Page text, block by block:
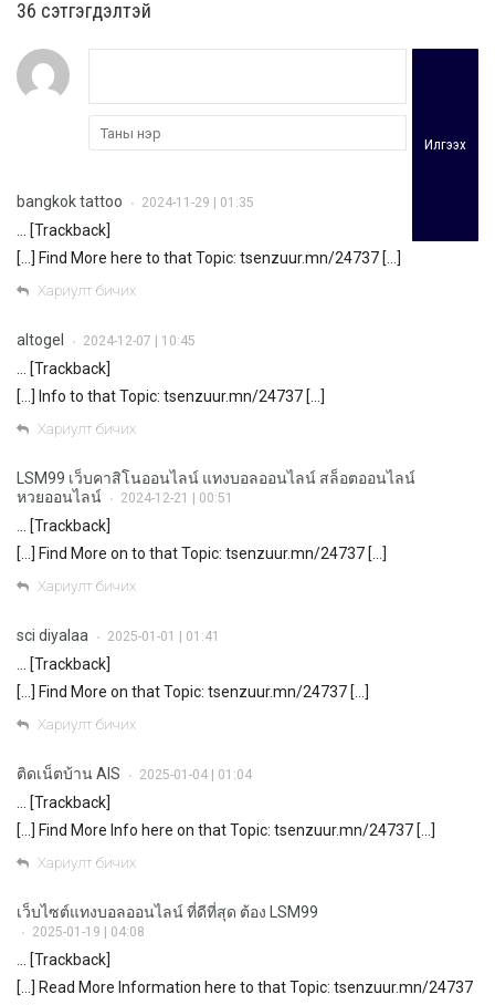
36 cэтгэгдэлтэй
Илгээх
bangkok tattoo • 2024-11-29 | 01:35
… [Trackback]
[…] Find More here to that Topic: tsenzuur.mn/24737 […]
Хариулт бичих
altogel • 2024-12-07 | 10:45
… [Trackback]
[…] Info to that Topic: tsenzuur.mn/24737 […]
Хариулт бичих
LSM99 เว็บคาสิโนออนไลน์ แทงบอลออนไลน์ สล็อตออนไลน์
หวยออนไลน์
• 2024-12-21 | 00:51
… [Trackback]
[…] Find More on to that Topic: tsenzuur.mn/24737 […]
Хариулт бичих
sci diyalaa • 2025-01-01 | 01:41
… [Trackback]
[…] Find More on that Topic: tsenzuur.mn/24737 […]
Хариулт бичих
ติดเน็ตบ้าน AIS • 2025-01-04 | 01:04
… [Trackback]
[…] Find More Info here on that Topic: tsenzuur.mn/24737 […]
Хариулт бичих
เว็บไซต์แทงบอลออนไลน์ ที่ดีที่สุด ต้อง LSM99
• 2025-01-19 | 04:08
… [Trackback]
[…] Read More Information here to that Topic: tsenzuur.mn/24737